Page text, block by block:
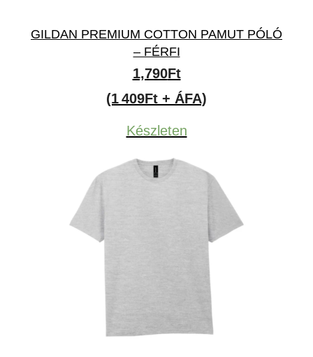
GILDAN PREMIUM COTTON PAMUT PÓLÓ
– FÉRFI
1,790Ft
(1 409Ft + ÁFA)
Készleten